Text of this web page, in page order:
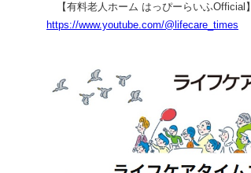
【有料老人ホーム はっぴーらいふOfficial】
https://www.youtube.com/@lifecare_times